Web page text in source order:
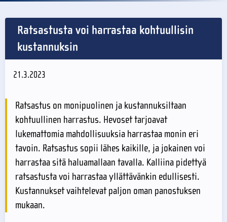
Ratsastusta voi harrastaa kohtuullisin
kustannuksin
21.3.2023
Ratsastus on monipuolinen ja kustannuksiltaan
kohtuullinen harrastus. Hevoset tarjoavat
lukemattomia mahdollisuuksia harrastaa monin eri
tavoin. Ratsastus sopii lähes kaikille, ja jokainen voi
harrastaa sitä haluamallaan tavalla. Kalliina pidettyä
ratsastusta voi harrastaa yllättävänkin edullisesti.
Kustannukset vaihtelevat paljon oman panostuksen
mukaan.